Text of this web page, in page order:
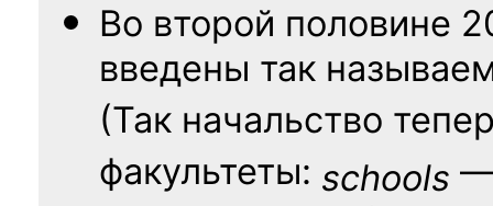
Во второй половине
введены так
(Так начальство
факультеты: schools —